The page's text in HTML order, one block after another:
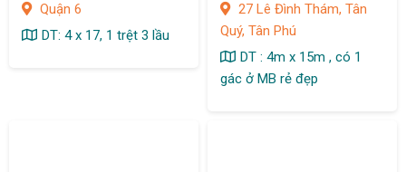
Quận 6
DT: 4 x 17, 1 trệt 3 lầu
27 Lê Đình Thám, Tân
Quý, Tân Phú
DT : 4m x 15m , có 1
gác ở MB rẻ đẹp